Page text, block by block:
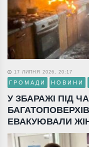
17 ЛИПНЯ 2026, 20:17
ГРОМАДИ НОВИНИ
У ЗБАРАЖІ ПІД
ЕВАКУЮВАЛИ